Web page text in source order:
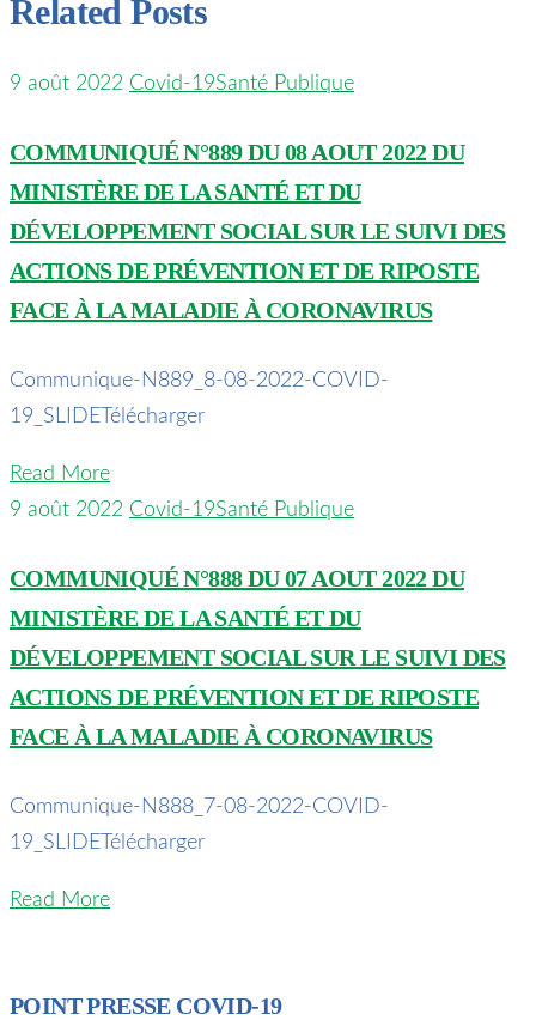
Related Posts
9 août 2022 Covid-19Santé Publique
COMMUNIQUÉ N°889 DU 08 AOUT 2022 DU
MINISTÈRE DE LA SANTÉ ET DU
DÉVELOPPEMENT SOCIAL SUR LE SUIVI DES
ACTIONS DE PRÉVENTION ET DE RIPOSTE
FACE À LA MALADIE À CORONAVIRUS
Communique-N889_8-08-2022-COVID-
19_SLIDETélécharger
Read More
9 août 2022 Covid-19Santé Publique
COMMUNIQUÉ N°888 DU 07 AOUT 2022 DU
MINISTÈRE DE LA SANTÉ ET DU
DÉVELOPPEMENT SOCIAL SUR LE SUIVI DES
ACTIONS DE PRÉVENTION ET DE RIPOSTE
FACE À LA MALADIE À CORONAVIRUS
Communique-N888_7-08-2022-COVID-
19_SLIDETélécharger
Read More
POINT PRESSE COVID-19